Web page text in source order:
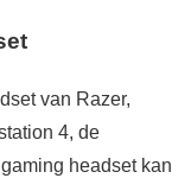
van Razer,
4, de
headset kan